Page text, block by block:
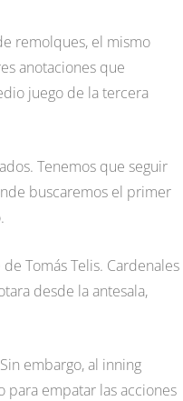
remolques, el mismo
anotaciones que
juego de la tercera
Tenemos que seguir
buscaremos el primer
Tomás Telis. Cardenales
desde la antesala,
embargo, al inning
para empatar las acciones